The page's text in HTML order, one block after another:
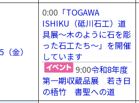
5（金）
0:00 「TOGAWA
ISHIKU（砥川石工）道
具展～木のように石を彫
った石工たち～」を開催
しています
9:00令和8年度
第一期収蔵品展 若き日
の梧竹 書聖への道